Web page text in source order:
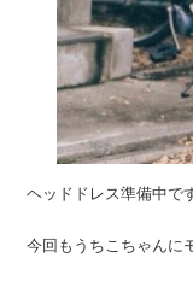
ヘッドドレス準備中で
今回もうちこちゃんに